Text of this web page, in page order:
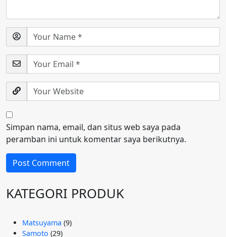
Simpan nama, email, dan situs web saya pada
peramban ini untuk komentar saya berikutnya.
KATEGORI PRODUK
Matsuyama 99
Samoto 2929